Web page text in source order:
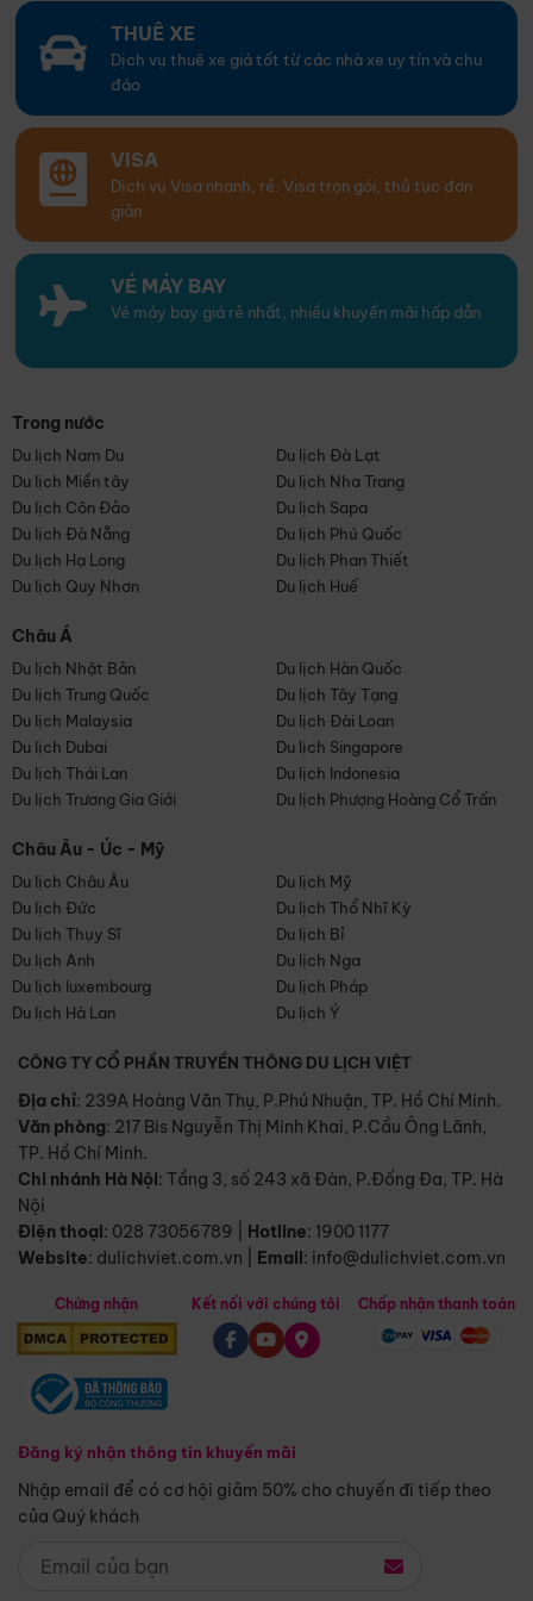
THUÊ XE
Dịch vụ thuê xe giá tốt từ các nhà xe uy tín và chu
đáo
VISA
Dịch vụ Visa nhanh, rẻ. Visa trọn gói, thủ tục đơn
giản
VÉ MÁY BAY
Vé máy bay giá rẻ nhất, nhiều khuyến mãi hấp dẫn
Trong nước
Du lịch Nam Du
Du lịch Đà Lạt
Du lịch Miền tây
Du lịch Nha Trang
Du lịch Côn Đảo
Du lịch Sapa
Du lịch Đà Nẵng
Du lịch Phú Quốc
Du lịch Hạ Long
Du lịch Phan Thiết
Du lịch Quy Nhơn
Du lịch Huế
Châu Á
Du lịch Nhật Bản
Du lịch Hàn Quốc
Du lịch Trung Quốc
Du lịch Tây Tạng
Du lịch Malaysia
Du lịch Đài Loan
Du lịch Dubai
Du lịch Singapore
Du lịch Thái Lan
Du lịch Indonesia
Du lịch Trương Gia Giới
Du lịch Phượng Hoàng Cổ Trấn
Châu Âu - Úc - Mỹ
Du lịch Châu Âu
Du lịch Mỹ
Du lịch Đức
Du lịch Thổ Nhĩ Kỳ
Du lịch Thụy Sĩ
Du lịch Bỉ
Du lịch Anh
Du lịch Nga
Du lịch luxembourg
Du lịch Pháp
Du lịch Hà Lan
Du lịch Ý
CÔNG TY CỔ PHẦN TRUYỀN THÔNG DU LỊCH VIỆT
Địa chỉ: 239A Hoàng Văn Thụ, P.Phú Nhuận, TP. Hồ Chí Minh.
Văn phòng: 217 Bis Nguyễn Thị Minh Khai, P.Cầu Ông Lãnh,
TP. Hồ Chí Minh.
Chi nhánh Hà Nội: Tầng 3, số 243 xã Đàn, P.Đống Đa, TP. Hà
Nội
Điện thoại: 028 73056789 Hotline: 1900 1177
Website: dulichviet.com.vn Email: info@dulichviet.com.vn
Chứng nhận
Đăng ký nhận thông tin khuyến mãi
Nhập email để có cơ hội giảm 50% cho chuyến đi tiếp theo
của Quý khách
Kết nối với chúng tôi Chấp nhận thanh toán